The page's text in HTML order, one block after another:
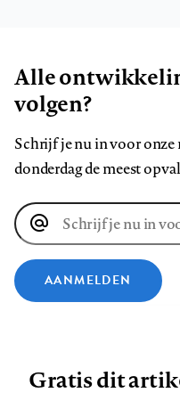
Alle
volgen?
Schrijf je nu in voor
donderdag de meest
E-
mailadres
AANMELDEN
Gratis dit
Zie onze cookie policy